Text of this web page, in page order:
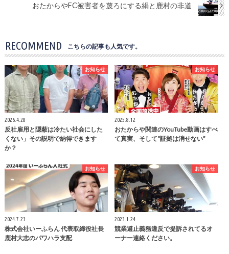
おたからやFC被害者を蔑ろにする絹と鹿村の非道
RECOMMEND こちらの記事も人気です。
お知らせ
2026.4.28
反社雇用と隠蔽は冷たい社会にした
くない」その説明で納得できます
か？
お知らせ
2025.8.12
おたからや関連のYouTube動画はすべ
て真実、そして“証拠は消せない”
お知らせ
2024.7.23
株式会社いーふらん 代表取締役社長
鹿村大志のパワハラ支配
お知らせ
2023.1.24
競業避止義務違反で提訴されてるオ
ーナー連絡ください。